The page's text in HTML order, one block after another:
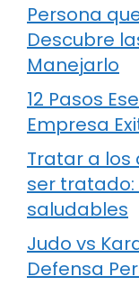
Persona
Descubre
Manejarlo
12 Pasos
Empresa
Tratar a
ser tratado:
saludables
Judo vs
Defensa